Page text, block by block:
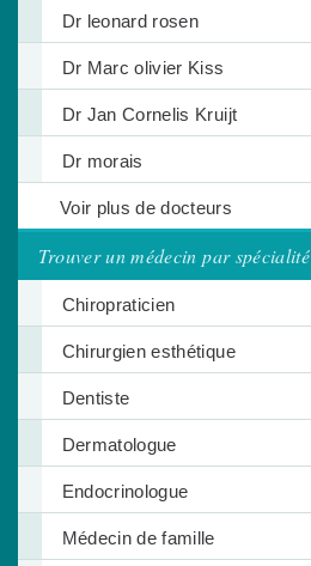
Dr leonard rosen
Dr Marc olivier Kiss
Dr Jan Cornelis Kruijt
Dr morais
Voir plus de docteurs
Trouver un médecin par spécialité
Chiropraticien
Chirurgien esthétique
Dentiste
Dermatologue
Endocrinologue
Médecin de famille